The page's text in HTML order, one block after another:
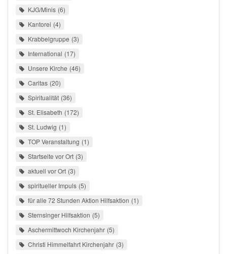
KJG/Minis 6
Kantorei 4
Krabbelgruppe 3
International 17
Unsere Kirche 46
Caritas 20
Spiritualität 36
St. Elisabeth 172
St. Ludwig 1
TOP Veranstaltung 1
Startseite vor Ort 3
aktuell vor Ort 3
spiritueller Impuls 5
für alle 72 Stunden Aktion Hilfsaktion 1
Sternsinger Hilfsaktion 5
Aschermittwoch Kirchenjahr 5
Christi Himmelfahrt Kirchenjahr 3